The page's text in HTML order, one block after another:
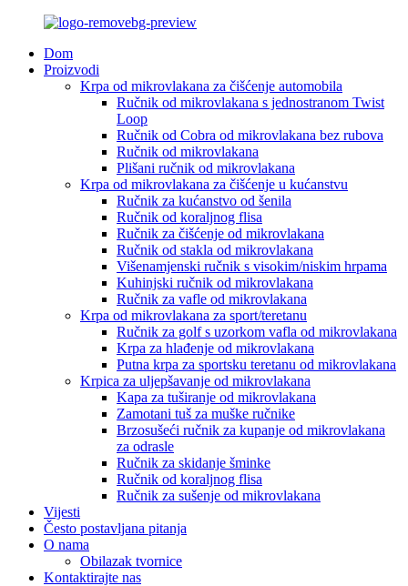
Dom
Proizvodi
Krpa od mikrovlakana za čišćenje automobila
Ručnik od mikrovlakana s jednostranom Twist
Loop
Ručnik od Cobra od mikrovlakana bez rubova
Ručnik od mikrovlakana
Plišani ručnik od mikrovlakana
Krpa od mikrovlakana za čišćenje u kućanstvu
Ručnik za kućanstvo od šenila
Ručnik od koraljnog flisa
Ručnik za čišćenje od mikrovlakana
Ručnik od stakla od mikrovlakana
Višenamjenski ručnik s visokim/niskim hrpama
Kuhinjski ručnik od mikrovlakana
Ručnik za vafle od mikrovlakana
Krpa od mikrovlakana za sport/teretanu
Ručnik za golf s uzorkom vafla od mikrovlakana
Krpa za hlađenje od mikrovlakana
Putna krpa za sportsku teretanu od mikrovlakana
Krpica za uljepšavanje od mikrovlakana
Kapa za tuširanje od mikrovlakana
Zamotani tuš za muške ručnike
Brzosušeći ručnik za kupanje od mikrovlakana
za odrasle
Ručnik za skidanje šminke
Ručnik od koraljnog flisa
Ručnik za sušenje od mikrovlakana
Vijesti
Često postavljana pitanja
O nama
Obilazak tvornice
Kontaktirajte nas